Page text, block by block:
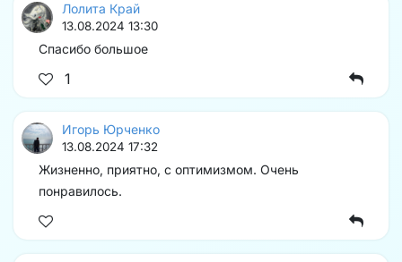
Лолита Край
13.08.2024 13:30
Спасибо большое
1
Игорь Юрченко
13.08.2024 17:32
Жизненно, приятно, с оптимизмом. Очень
понравилось.